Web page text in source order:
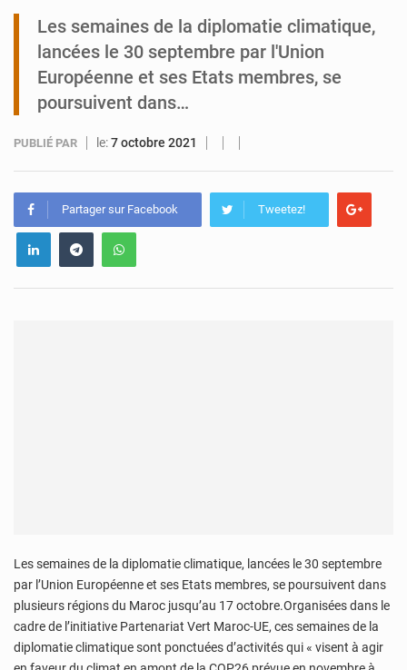
Tibiri : le dialogue, nouveau terrain de jeu pour la paix
Les semaines de la diplomatie climatique,
lancées le 30 septembre par l'Union
Européenne et ses Etats membres, se
poursuivent dans…
PUBLIÉ PAR le:7 octobre 2021
Partager sur Facebook Tweetez!
Les semaines de la diplomatie climatique, lancées le 30 septembre
par l’Union Européenne et ses Etats membres, se poursuivent dans
plusieurs régions du Maroc jusqu’au 17 octobre.Organisées dans le
cadre de l’initiative Partenariat Vert Maroc-UE, ces semaines de la
diplomatie climatique sont ponctuées d’activités qui « visent à agir